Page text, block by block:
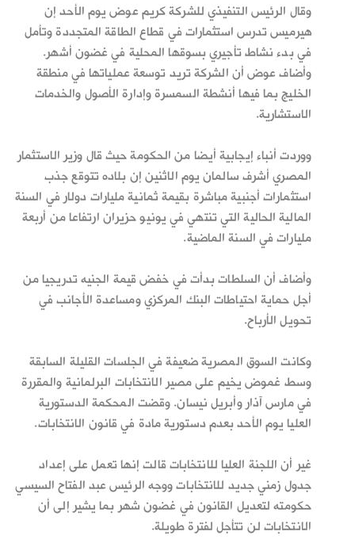
وقال الرئيس التنفيذي للشركة كريم عوض يوم الأحد إن
هيرميس تدرس استثمارات في قطاع الطاقة المتجددة وتأمل
في بدء نشاط تأجيري بسوقها المحلية في غضون أشهر.
وأضاف عوض أن الشركة تريد توسعة عملياتها في منطقة
الخليج بما فيها أنشطة السمسرة وإدارة الأصول والخدمات
الاستشارية.
ووردت أنباء إيجابية أيضا من الحكومة حيث قال وزير الاستثمار
المصري أشرف سالمان يوم الاثنين إن بلاده تتوقع جذب
استثمارات أجنبية مباشرة بقيمة ثمانية مليارات دولار في السنة
المالية الحالية التي تنتهي في يونيو حزيران ارتفاعا من أربعة
مليارات في السنة الماضية.
وأضاف أن السلطات بدأت في خفض قيمة الجنيه تدريجيا من
أجل حماية احتياطات البنك المركزي ومساعدة الأجانب في
تحويل الأرباح.
وكانت السوق المصرية ضعيفة في الجلسات القليلة السابقة
وسط غموض يخيم على مصير الانتخابات البرلمانية والمقررة
في مارس آذار وأبريل نيسان. وقضت المحكمة الدستورية
العليا يوم الأحد بعدم دستورية مادة في قانون الانتخابات.
غير أن اللجنة العليا للانتخابات قالت إنها تعمل على إعداد
جدول زمني جديد للانتخابات ووجه الرئيس عبد الفتاح السيسي
حكومته لتعديل القانون في غضون شهر بما يشير إلى أن
الانتخابات لن تتأجل لفترة طويلة.